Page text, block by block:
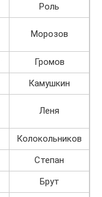
Роль
Морозов
Громов
Камушкин
Леня
Колокольников
Степан
Брут